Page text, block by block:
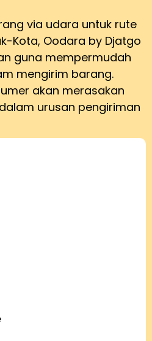
via udara untuk rute
Kota, Oodara by Djatgo
guna mempermudah
mengirim barang.
akan merasakan
urusan pengiriman